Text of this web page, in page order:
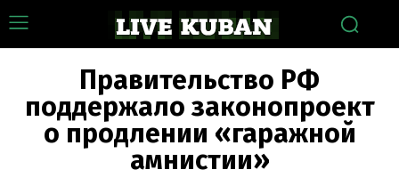
Правительство РФ
поддержало законопроект
о продлении «гаражной
амнистии»